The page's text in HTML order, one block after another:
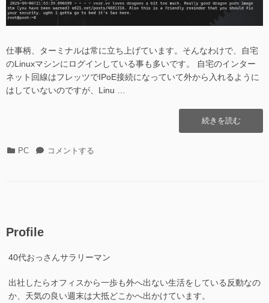
仕事柄、ターミナルは常に立ち上げています。そんなわけで、自宅
のLinuxマシンにログインしている事も多いです。 自宅のインター
ネット回線はフレッツでIPoE接続になっていて外から入れるように
はしていないのですが、Linu …
“syslog
経
続きを読む
カ
PC
syslog
コメントする
Profile
40代おっさんサラリーマン
出社したらオフィスから一歩も外へ出ない生活をしている反動なの
か、天気の良い週末は大抵どこかへ出かけています。